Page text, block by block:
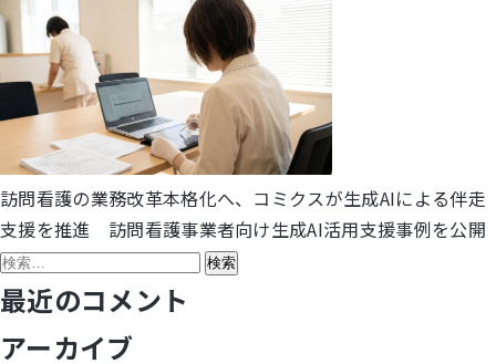
投
稿
ナ
ビ
訪問看護の業務改革本格化へ、コミクスが生成AIによる伴走
支援を推進 訪問看護事業者向け生成AI活用支援事例を公開
検
索:
最近のコメント
アーカイブ